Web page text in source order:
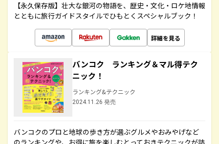
【永久保存版】壮大な銀河の物語を、歴史・文化・ロケ地情報
とともに旅行ガイドスタイルでひもとくスペシャルブック！
詳細を見る
バンコク ランキング＆マル得テク
ニック！
ランキング&テクニック
2024.11.26 発売
バンコクのプロと地球の歩き方が選ぶグルメやおみやげなど
のランキングや、お得に旅を楽しむとっておきテクニックが詰